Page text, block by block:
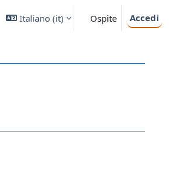
Italiano ‎(it)‎ Ospite Accedi